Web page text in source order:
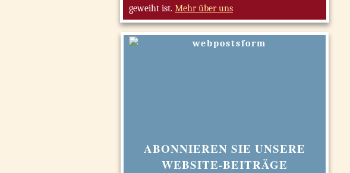
geweiht ist. Mehr über uns
ABONNIEREN SIE UNSERE
WEBSITE-BEITRÄGE